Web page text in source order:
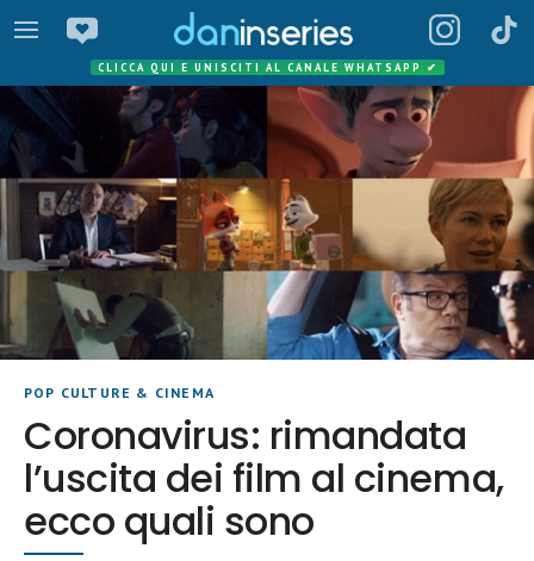
CLICCA QUI E UNISCITI AL CANALE WHATSAPP ✔
POP CULTURE & CINEMA
Coronavirus: rimandata
l’uscita dei film al cinema,
ecco quali sono